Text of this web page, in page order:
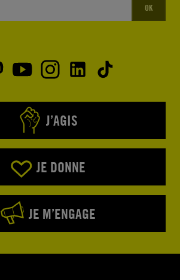
OK
J’AGIS
JE DONNE
JE M’ENGAGE